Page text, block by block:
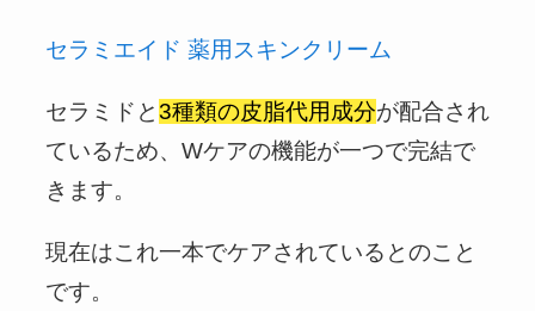
セラミエイド 薬用スキンクリーム
セラミドと3種類の皮脂代用成分が配合され
ているため、Wケアの機能が一つで完結で
きます。
現在はこれ一本でケアされているとのこと
です。